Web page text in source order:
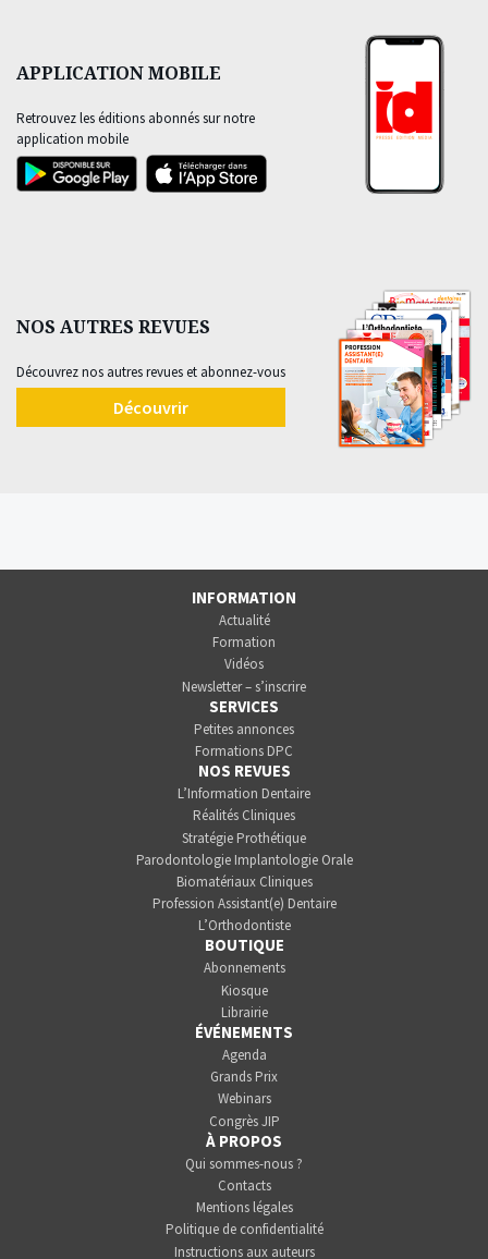
APPLICATION MOBILE
Retrouvez les éditions abonnés sur notre
application mobile
NOS AUTRES REVUES
Découvrez nos autres revues et abonnez-vous
Découvrir
INFORMATION
Actualité
Formation
Vidéos
Newsletter – s’inscrire
SERVICES
Petites annonces
Formations DPC
NOS REVUES
L’Information Dentaire
Réalités Cliniques
Stratégie Prothétique
Parodontologie Implantologie Orale
Biomatériaux Cliniques
Profession Assistant(e) Dentaire
L’Orthodontiste
BOUTIQUE
Abonnements
Kiosque
Librairie
ÉVÉNEMENTS
Agenda
Grands Prix
Webinars
Congrès JIP
À PROPOS
Qui sommes-nous ?
Contacts
Mentions légales
Politique de confidentialité
Instructions aux auteurs